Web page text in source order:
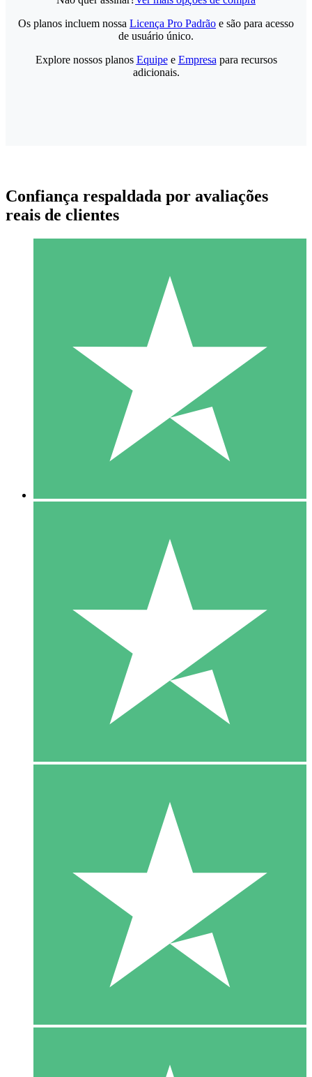
Pacotes de Créditos Individuais
Pague conforme o uso com créditos de download. Sem
1000
10 Downloads
20 00
Os planos incluem nossa Licença Pro Padrão e são para acesso
de usuário único.
Explore nossos planos Equipee Empresa para recursos
adicionais.
Confiança respaldada por avaliações
reais de clientes